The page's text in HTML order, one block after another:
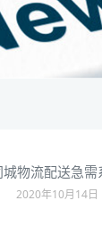
物流配送急
2020年10月14日